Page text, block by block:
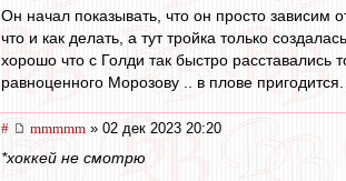
Он начал показывать, что он просто
что и как делать, а тут тройка только
хорошо что с Голди так быстро расставались
равноценного Морозову .. в плове пригодится.
# mmmmm » 02 дек 2023 20:20
*хоккей не смотрю